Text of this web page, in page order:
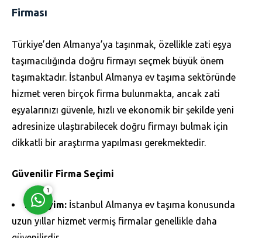
Firması
Türkiye’den Almanya’ya taşınmak, özellikle zati eşya
taşımacılığında doğru firmayı seçmek büyük önem
taşımaktadır. İstanbul Almanya ev taşıma sektöründe
hizmet veren birçok firma bulunmakta, ancak zati
eşyalarınızı güvenle, hızlı ve ekonomik bir şekilde yeni
adresinize ulaştırabilecek doğru firmayı bulmak için
dikkatli bir araştırma yapılması gerekmektedir.
Güvenilir Firma Seçimi
Deneyim: İstanbul Almanya ev taşıma konusunda
uzun yıllar hizmet vermiş firmalar genellikle daha
Müşteri Temsilcisi
1